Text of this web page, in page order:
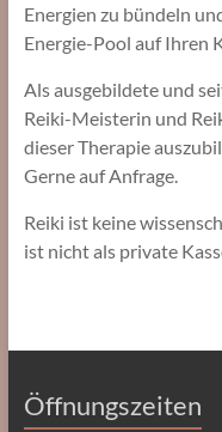
Energien zu bündeln
Energie-Pool auf Ihren
Als ausgebildete und
Reiki-Meisterin und
dieser Therapie
Gerne auf Anfrage.
Reiki ist keine
ist nicht als private
Öffnungszeiten